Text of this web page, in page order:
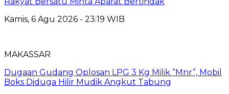
Kamis, 6 Agu 2026 - 23:19 WIB
MAKASSAR
Dugaan Gudang Oplosan LPG 3 Kg Milik “Mnr”, Mobil
Boks Diduga Hilir Mudik Angkut Tabung